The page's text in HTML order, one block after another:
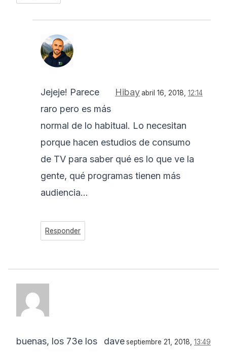
Hibayabril 16, 2018, 12:14
Jejeje! Parece
raro pero es más
normal de lo habitual. Lo necesitan
porque hacen estudios de consumo
de TV para saber qué es lo que ve la
gente, qué programas tienen más
audiencia…
Responder
daveseptiembre 21, 2018, 13:49
buenas, los 73e los